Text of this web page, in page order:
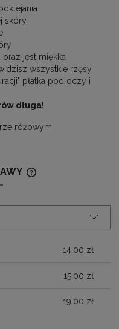
skóry
oraz jest miękka
wszystkie rzęsy
płatka pod oczy i
długa!
różowym
14,00 zł
15,00 zł
19,00 zł